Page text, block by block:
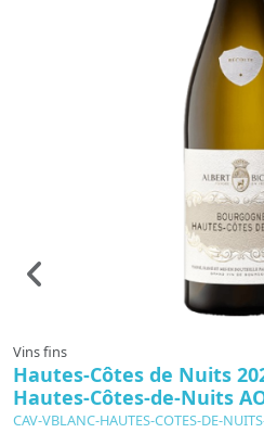
Vins fins
Hautes-Côtes de Nuits
Hautes-Côtes-de-Nuits
CAV-VBLANC-HAUTES-COTES-DE-